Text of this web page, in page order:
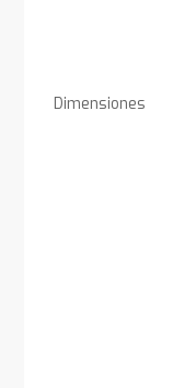
Dimensiones